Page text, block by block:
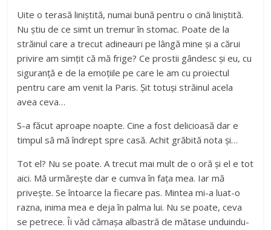
Uite o terasă liniștită, numai bună pentru o cină liniștită.
Nu știu de ce simt un tremur în stomac. Poate de la
străinul care a trecut adineauri pe lângă mine și a cărui
privire am simțit că mă frige? Ce prostii gândesc și eu, cu
siguranță e de la emoțiile pe care le am cu proiectul
pentru care am venit la Paris. Șit totuși străinul acela
avea ceva…
S-a făcut aproape noapte. Cine a fost delicioasă dar e
timpul să mă îndrept spre casă. Achit grăbită nota și…
Tot el? Nu se poate. A trecut mai mult de o oră și el e tot
aici. Mă urmărește dar e cumva în fața mea. Iar mă
privește. Se întoarce la fiecare pas. Mintea mi-a luat-o
razna, inima mea e deja în palma lui. Nu se poate, ceva
se petrece. Îi văd cămașa albastră de mătase unduindu-